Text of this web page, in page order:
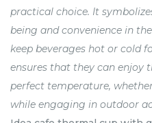
practical choice. It
being and convenience in
keep beverages hot or cold
ensures that they can enjoy
perfect temperature,
while engaging in outdoor